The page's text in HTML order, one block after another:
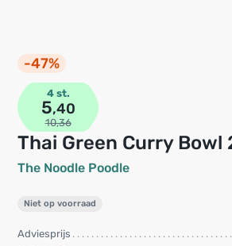
-47%
Thai Green Curry Bowl
The Noodle Poodle
4 st.
5,40
10,36
Niet op voorraad
Adviesprijs